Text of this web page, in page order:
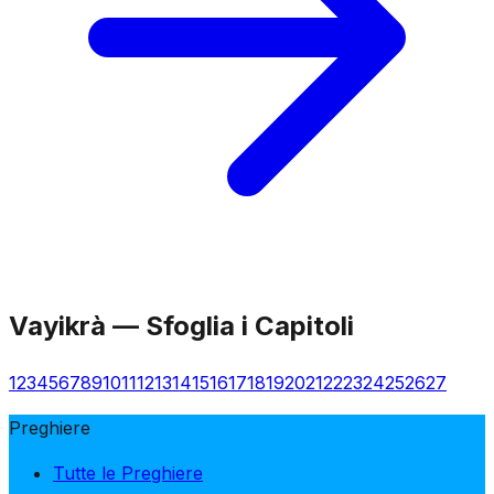
Vayikrà — Sfoglia i Capitoli
123456789101112131415161718192021222324252627
Preghiere
Tutte le Preghiere